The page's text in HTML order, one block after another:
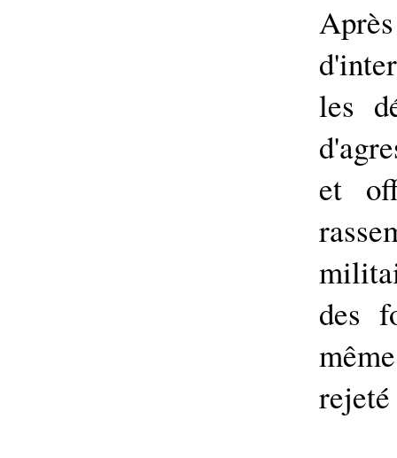
les
et
des